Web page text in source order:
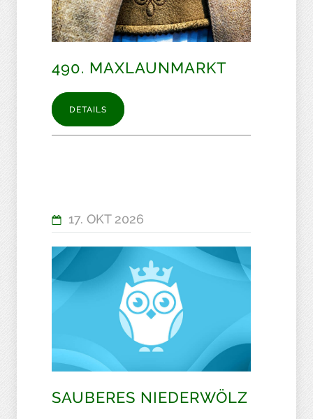
490. MAXLAUNMARKT
DETAILS
17. OKT 2026
SAUBERES NIEDERWÖLZ